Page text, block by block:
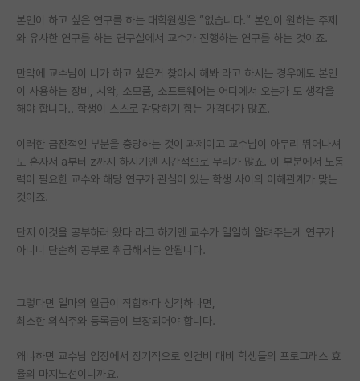
취업 게시판
PI 전용 게시판
인문사회 계열 게시판
특수/전문대학원 게시판
반도체/AI 게시판
학술 정보 게시판
커리어
이벤트
본인이 하고 싶은 연구를 하는 대학원생은 “없습니다.“ 본인이 원하는 주제
와 유사한 연구를 하는 연구실에서 교수가 진행하는 연구를 하는 것이죠.
만약에 교수님이 너가 하고 싶은거 찾아서 해봐 라고 하시는 경우에도 본인
이 사용하는 장비, 시약, 소모품, 소프트웨어는 어디에서 오는가 도 생각을
해야 합니다.. 학생이 스스로 감당하기 힘든 가격대가 많죠.
이러한 금잔적인 부분을 충당하는 것이 과제이고 교수님이 아무리 뛰어나셔
도 혼자서 a부터 z까지 하시기엔 시간적으로 무리가 많죠. 이 부분에서 노동
력이 필요한 교수와 해당 연구가 관심이 있는 학생 사이의 이해관계가 맞는
것이죠.
단지 이것을 공부하러 왔다 라고 하기엔 교수가 일일히 알려주는게 연구가
아니니 단순히 공부로 취급해서는 안됩니다.
그렇다면 얼마의 월급이 작합하다 생각하나면,
최소한 의식주와 등록금이 보장되어야 합니다.
왜냐하면 교수님 입장에서 장기적으로 인건비 대비 학생들의 프로그래스 효
율의 마지노선이니까요.